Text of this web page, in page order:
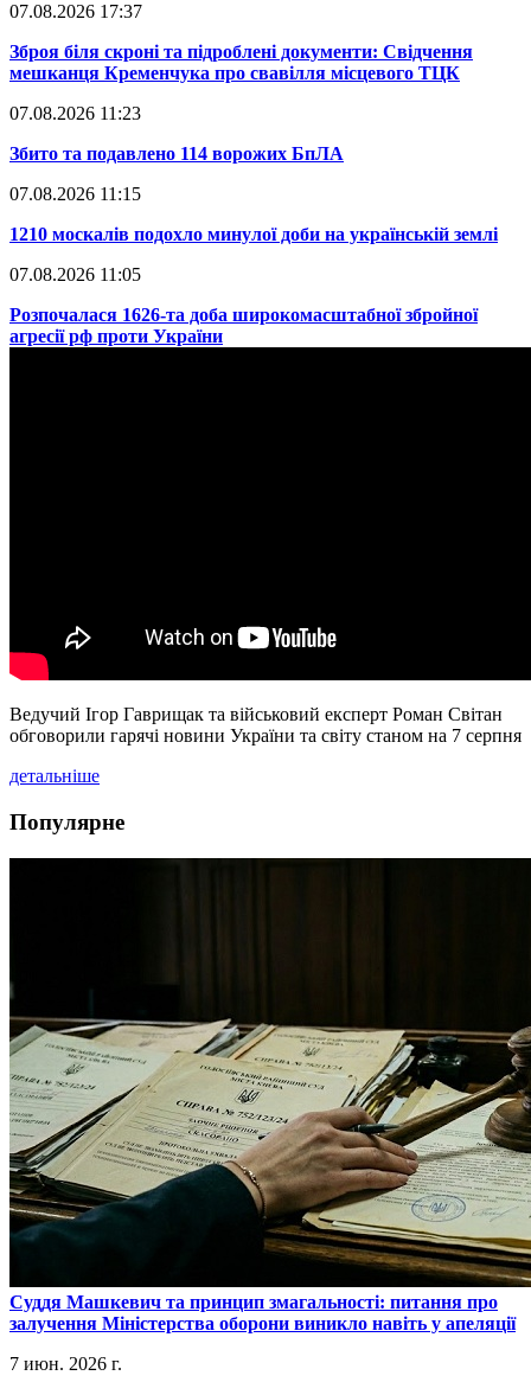
07.08.2026 17:37
​Зброя біля скроні та підроблені документи: Свідчення
мешканця Кременчука про свавілля місцевого ТЦК
07.08.2026 11:23
​Збито та подавлено 114 ворожих БпЛА
07.08.2026 11:15
​1210 москалів подохло минулої доби на українській землі
07.08.2026 11:05
​Розпочалася 1626-та доба широкомасштабної збройної
агресії рф проти України
Ведучий Ігор Гаврищак та військовий експерт Роман Світан
обговорили гарячі новини України та світу станом на 7 серпня
детальніше
Популярне
​Суддя Машкевич та принцип змагальності: питання про
залучення Міністерства оборони виникло навіть у апеляції
7 июн. 2026 г.